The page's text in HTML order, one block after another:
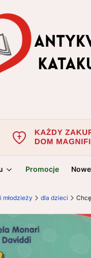
Promocje
młodzieży dla dzieci